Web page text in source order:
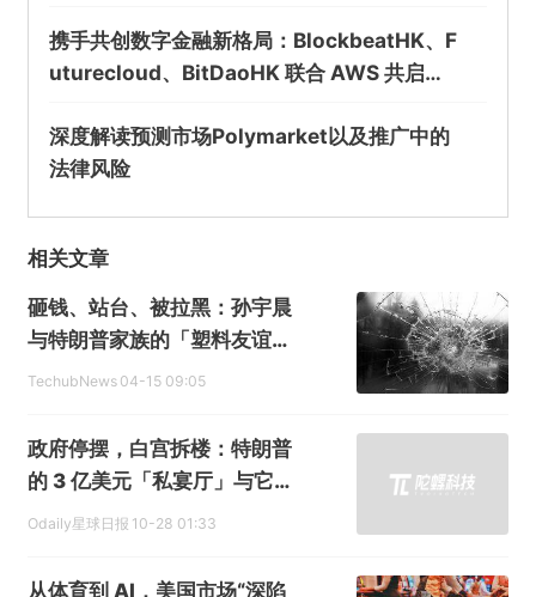
携手共创数字金融新格局：BlockbeatHK、F
uturecloud、BitDaoHK 联合 AWS 共启
深度解读预测市场Polymarket以及推广中的
法律风险
相关文章
砸钱、站台、被拉黑：孙宇晨
与特朗普家族的「塑料友谊」
翻车了
TechubNews 04-15 09:05
政府停摆，白宫拆楼：特朗普
的 3 亿美元「私宴厅」与它的
加密金主
Odaily星球日报 10-28 01:33
从体育到 AI，美国市场“深陷